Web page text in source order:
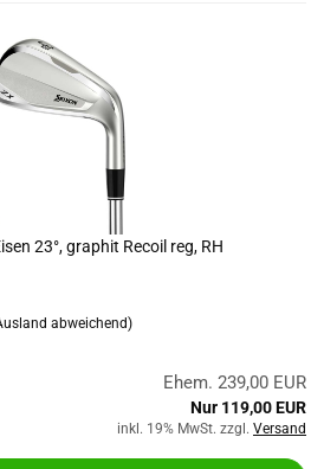
23°, graphit Recoil reg, RH
abweichend)
Ehem. 239,00 EUR
Nur 119,00 EUR
inkl. 19% MwSt. zzgl. Versand